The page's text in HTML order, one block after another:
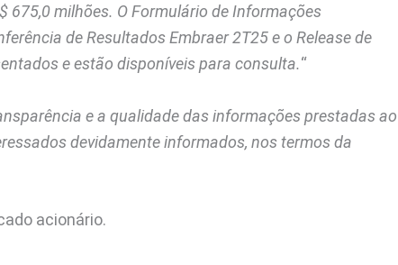
675,0 milhões. O Formulário de Informações
de Resultados Embraer 2T25 e o Release de
e estão disponíveis para consulta.“
e a qualidade das informações prestadas ao
devidamente informados, nos termos da
acionário.